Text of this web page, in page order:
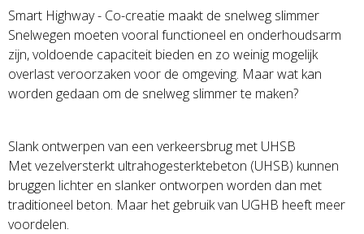
Smart Highway - Co-creatie maakt de snelweg slimmer
Snelwegen moeten vooral functioneel en onderhoudsarm
zijn, voldoende capaciteit bieden en zo weinig mogelijk
overlast veroorzaken voor de omgeving. Maar wat kan
worden gedaan om de snelweg slimmer te maken?
Slank ontwerpen van een verkeersbrug met UHSB
Met vezelversterkt ultrahogesterktebeton (UHSB) kunnen
bruggen lichter en slanker ontworpen worden dan met
traditioneel beton. Maar het gebruik van UGHB heeft meer
voordelen.